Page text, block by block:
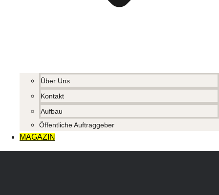
Über Uns
Kontakt
Aufbau
Öffentliche Auftraggeber
MAGAZIN